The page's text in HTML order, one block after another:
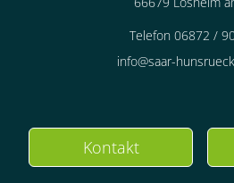
Telefon 06872 /
info@saar-
Kontakt